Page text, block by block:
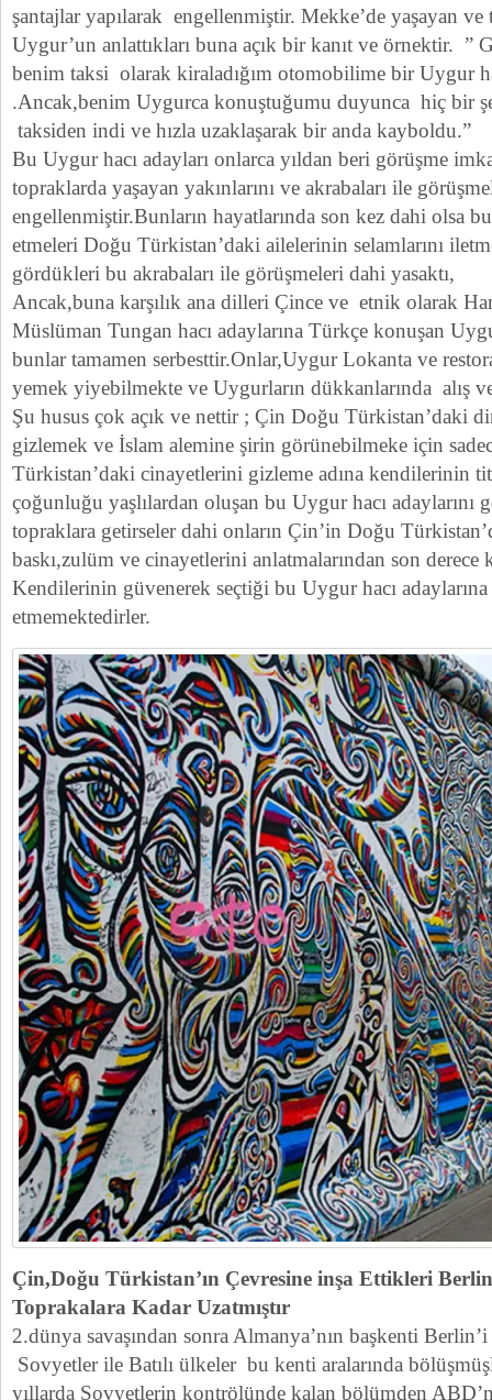
şantajlar yapılarak engellenmiştir. Mekke’de yaşayan
Uygur’un anlattıkları buna açık bir kanıt ve örnektir. ”
benim taksi olarak kiraladığım otomobilime bir Uygur
.Ancak,benim Uygurca konuştuğumu duyunca hiç bir
taksiden indi ve hızla uzaklaşarak bir anda kayboldu.”
Bu Uygur hacı adayları onlarca yıldan beri görüşme
topraklarda yaşayan yakınlarını ve akrabaları ile
engellenmiştir.Bunların hayatlarında son kez dahi olsa
etmeleri Doğu Türkistan’daki ailelerinin selamlarını
gördükleri bu akrabaları ile görüşmeleri dahi yasaktı,
Ancak,buna karşılık ana dilleri Çince ve etnik olarak
Müslüman Tungan hacı adaylarına Türkçe konuşan
bunlar tamamen serbesttir.Onlar,Uygur Lokanta ve
yemek yiyebilmekte ve Uygurların dükkanlarında alış
Şu husus çok açık ve nettir ; Çin Doğu Türkistan’daki
gizlemek ve İslam alemine şirin görünebilmeke için
Türkistan’daki cinayetlerini gizleme adına kendilerinin
çoğunluğu yaşlılardan oluşan bu Uygur hacı adaylarını
topraklara getirseler dahi onların Çin’in Doğu
baskı,zulüm ve cinayetlerini anlatmalarından son derece
Kendilerinin güvenerek seçtiği bu Uygur hacı
etmemektedirler.
Çin,Doğu Türkistan’ın Çevresine inşa Ettikleri
Toprakalara Kadar Uzatmıştır
2.dünya savaşından sonra Almanya’nın başkenti
Sovyetler ile Batılı ülkeler bu kenti aralarında
yıllarda Sovyetlerin kontrölünde kalan bölümden